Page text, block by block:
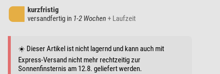
kurzfristig
versandfertig in 1-2 Wochen+ Laufzeit
☀️ Dieser Artikel ist nicht lagernd und kann auch mit
Express-Versand nicht mehr rechtzeitig zur
Sonnenfinsternis am 12.8. geliefert werden.